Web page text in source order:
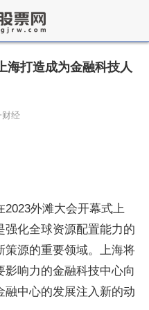
海打造成为金融科技人
财经
外滩大会开幕式上
化全球资源配置能力的
策源的重要领域。上海将
响力的金融科技中心向
中心的发展注入新的动